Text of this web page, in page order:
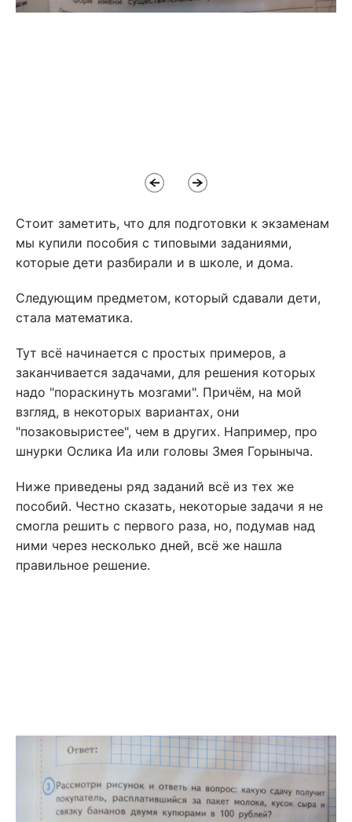
Стоит заметить, что для подготовки к экзаменам
мы купили пособия с типовыми заданиями,
которые дети разбирали и в школе, и дома.
Следующим предметом, который сдавали дети,
стала математика.
Тут всё начинается с простых примеров, а
заканчивается задачами, для решения которых
надо "пораскинуть мозгами". Причём, на мой
взгляд, в некоторых вариантах, они
"позаковыристее", чем в других. Например, про
шнурки Ослика Иа или головы Змея Горыныча.
Ниже приведены ряд заданий всё из тех же
пособий. Честно сказать, некоторые задачи я не
смогла решить с первого раза, но, подумав над
ними через несколько дней, всё же нашла
правильное решение.